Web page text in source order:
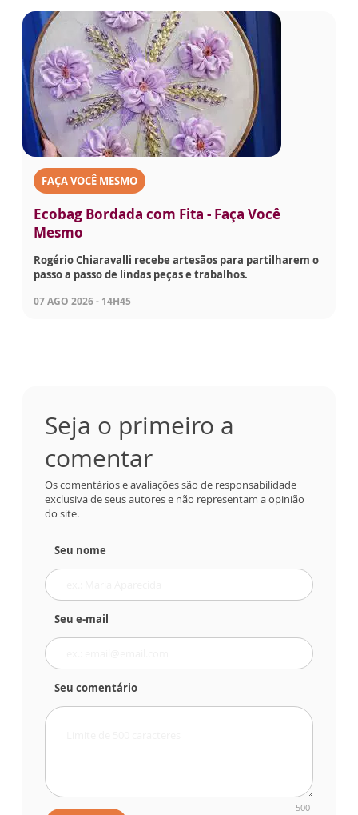
FAÇA VOCÊ MESMO
Ecobag Bordada com Fita - Faça Você
Mesmo
Rogério Chiaravalli recebe artesãos para partilharem o
passo a passo de lindas peças e trabalhos.
07 AGO 2026 - 14H45
Seja o primeiro a
comentar
Os comentários e avaliações são de responsabilidade
exclusiva de seus autores e não representam a opinião
do site.
Seu nome
Seu e-mail
Seu comentário
500